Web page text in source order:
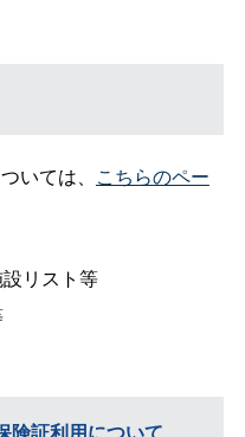
いては、 こちらのペー
リスト等
険証利用について